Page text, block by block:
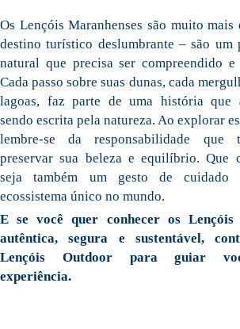
Os Lençóis Maranhenses são muito mais
destino turístico deslumbrante – são um
natural que precisa ser compreendido e
Cada passo sobre suas dunas, cada
lagoas, faz parte de uma história que
sendo escrita pela natureza. Ao explorar
lembre-se da responsabilidade que
preservar sua beleza e equilíbrio. Que
seja também um gesto de cuidado
ecossistema único no mundo.
E se você quer conhecer os
autêntica, segura e sustentável,
Lençóis Outdoor para guiar
experiência.